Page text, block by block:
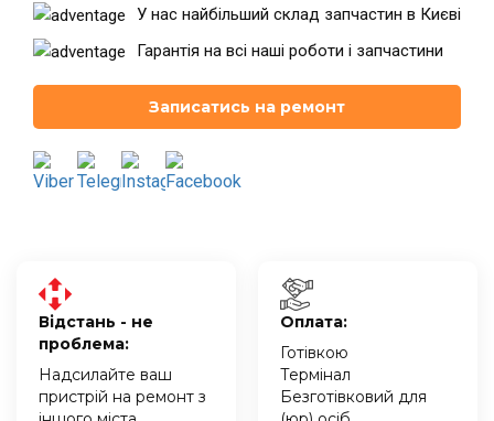
У нас найбільший склад запчастин в Києві
Гарантія на всі наші роботи і запчастини
Записатись на ремонт
Відстань - не
проблема:
Надсилайте ваш
пристрій на ремонт з
Оплата:
Готівкою
Термінал
Безготівковий для